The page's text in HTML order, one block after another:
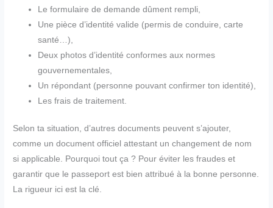
Le formulaire de demande dûment rempli,
Une pièce d’identité valide (permis de conduire, carte
santé…),
Deux photos d’identité conformes aux normes
gouvernementales,
Un répondant (personne pouvant confirmer ton identité),
Les frais de traitement.
Selon ta situation, d’autres documents peuvent s’ajouter,
comme un document officiel attestant un changement de nom
si applicable. Pourquoi tout ça ? Pour éviter les fraudes et
garantir que le passeport est bien attribué à la bonne personne.
La rigueur ici est la clé.